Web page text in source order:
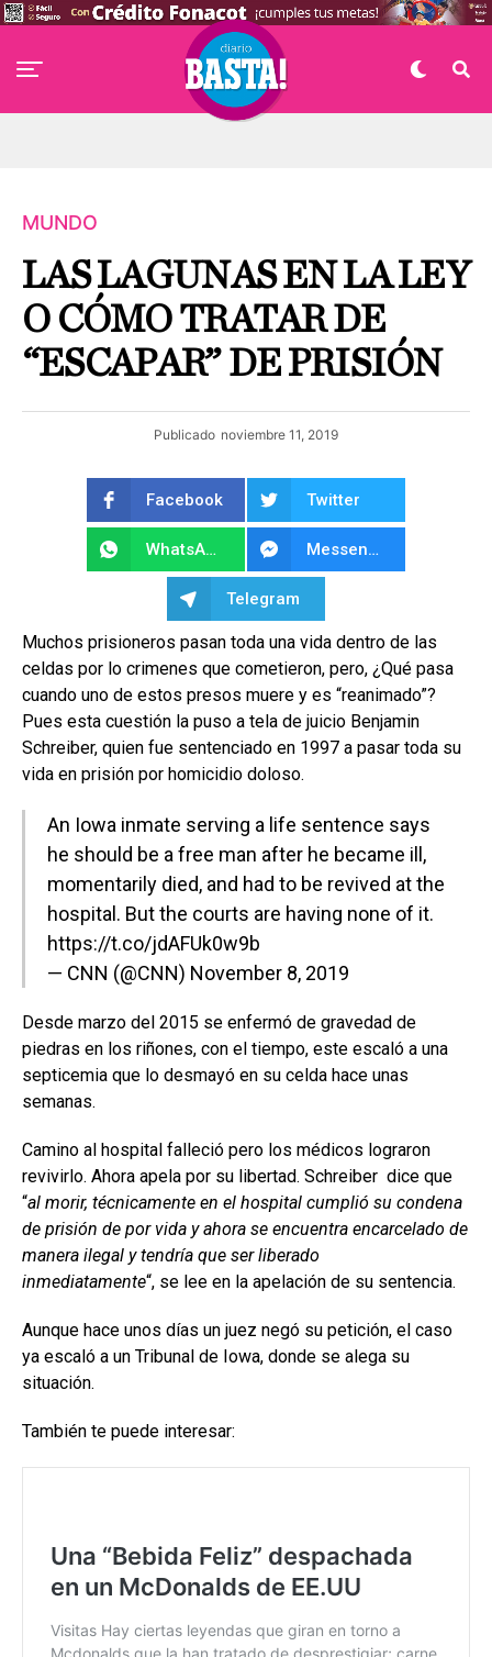
MUNDO
LAS LAGUNAS EN LA LEY
O CÓMO TRATAR DE
“ESCAPAR” DE PRISIÓN
Publicado noviembre 11, 2019
Facebook Twitter
WhatsApp Messenger
Telegram
Muchos prisioneros pasan toda una vida dentro de las
celdas por lo crimenes que cometieron, pero, ¿Qué pasa
cuando uno de estos presos muere y es “reanimado”?
Pues esta cuestión la puso a tela de juicio Benjamin
Schreiber, quien fue sentenciado en 1997 a pasar toda su
vida en prisión por homicidio doloso.
An Iowa inmate serving a life sentence says
he should be a free man after he became ill,
momentarily died, and had to be revived at the
hospital. But the courts are having none of it.
https://t.co/jdAFUk0w9b
— CNN (@CNN) November 8, 2019
Desde marzo del 2015 se enfermó de gravedad de
piedras en los riñones, con el tiempo, este escaló a una
septicemia que lo desmayó en su celda hace unas
semanas.
Camino al hospital falleció pero los médicos lograron
revivirlo. Ahora apela por su libertad. Schreiber dice que
“al morir, técnicamente en el hospital cumplió su condena
de prisión de por vida y ahora se encuentra encarcelado de
manera ilegal y tendría que ser liberado
inmediatamente“, se lee en la apelación de su sentencia.
Aunque hace unos días un juez negó su petición, el caso
ya escaló a un Tribunal de Iowa, donde se alega su
situación.
También te puede interesar: